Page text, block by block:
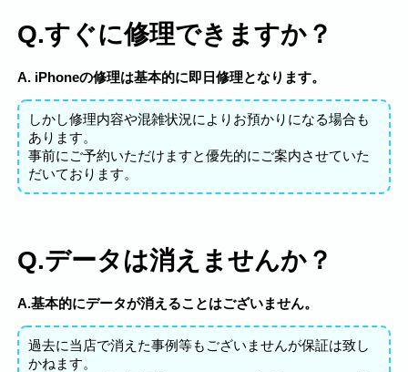
Q.すぐに修理できますか？
A. iPhoneの修理は基本的に即日修理となります。
しかし修理内容や混雑状況によりお預かりになる場合も
あります。
事前にご予約いただけますと優先的にご案内させていた
だいております。
Q.データは消えませんか？
A.基本的にデータが消えることはございません。
過去に当店で消えた事例等もございませんが保証は致し
かねます。